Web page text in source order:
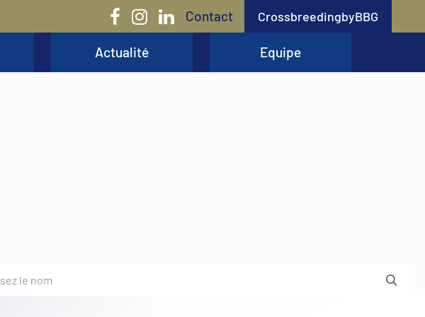
Contact CrossbreedingbyBBG
Actualité Equipe